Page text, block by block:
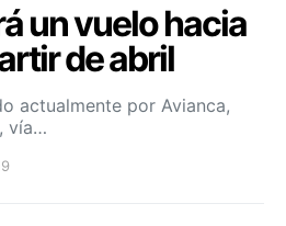
un vuelo hacia
de abril
actualmente por Avianca,
vía…